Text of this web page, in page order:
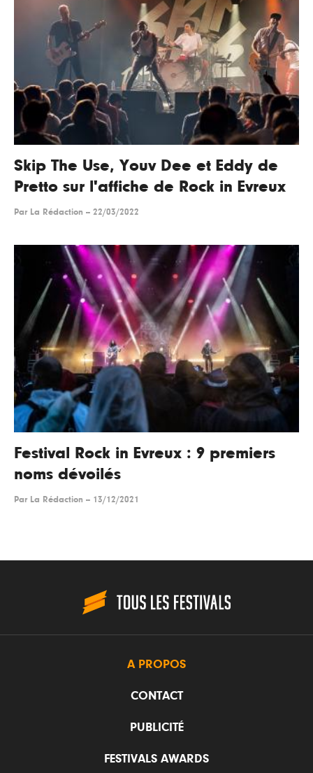
Skip The Use, Youv Dee et Eddy de
Pretto sur l'affiche de Rock in Evreux
Par La Rédaction -- 22/03/2022
Festival Rock in Evreux : 9 premiers
noms dévoilés
Par La Rédaction -- 13/12/2021
A PROPOS
CONTACT
PUBLICITÉ
FESTIVALS AWARDS